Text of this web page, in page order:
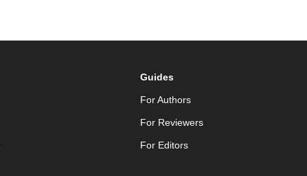
Guides
For Authors
For Reviewers
For Editors